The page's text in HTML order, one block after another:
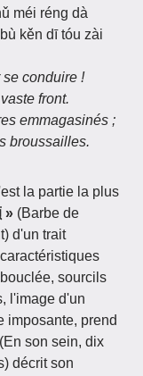
méi réng dà
kěn dī tóu zài
conduire !
front.
emmagasinés ;
broussailles.
la partie la plus
» (Barbe de
d'un trait
sourcils
l'image d'un
imposante, prend
(En son sein, dix
décrit son